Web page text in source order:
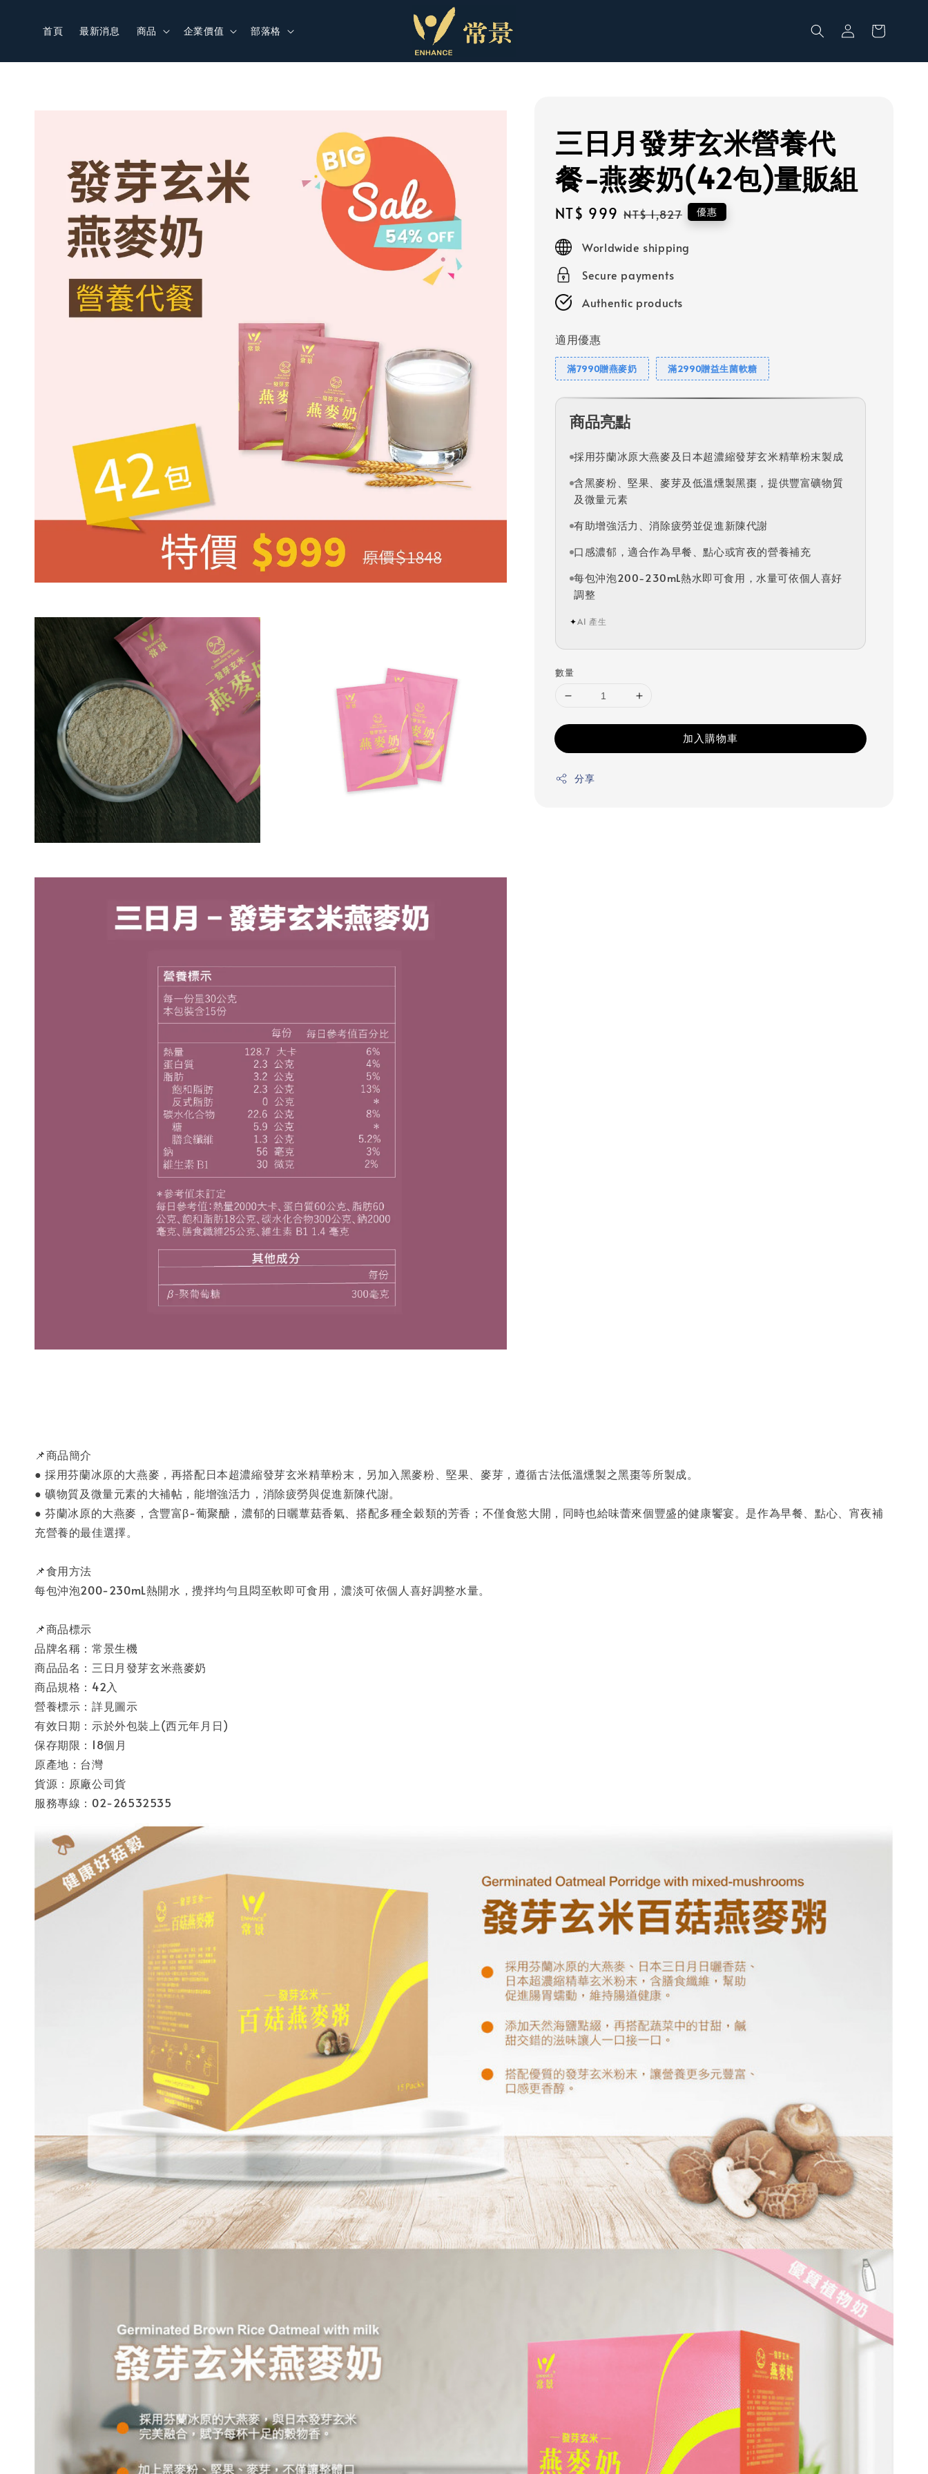
首頁 最新消息 商品 企業價值 部落格
三日月發芽玄米營養代
餐-燕麥奶(42包)量販組
Sale
price
NT$ 999 Regular
NT$ 1,827 優惠
Worldwide shipping
Secure payments
Authentic products
適用優惠
滿7990贈燕麥奶 滿2990贈益生菌軟糖
商品亮點
採用芬蘭冰原大燕麥及日本超濃縮發芽玄米精華粉末製成
含黑麥粉、堅果、麥芽及低溫燻製黑棗，提供豐富礦物質
及微量元素
有助增強活力、消除疲勞並促進新陳代謝
口感濃郁，適合作為早餐、點心或宵夜的營養補充
每包沖泡200-230mL熱水即可食用，水量可依個人喜好
調整
✦AI 產生
數量
加入購物車
分享
📌商品簡介
● 採用芬蘭冰原的大燕麥，再搭配日本超濃縮發芽玄米精華粉末，另加入黑麥粉、堅果、麥芽，遵循古法低溫燻製之黑棗等所製成。
● 礦物質及微量元素的大補帖，能增強活力，消除疲勞與促進新陳代謝。
● 芬蘭冰原的大燕麥，含豐富β-葡聚醣，濃郁的日曬蕈菇香氣、搭配多種全穀類的芳香；不僅食慾大開，同時也給味蕾來個豐盛的健康饗宴。是作為早餐、點心、宵夜補
充營養的最佳選擇。
📌食用方法
每包沖泡200-230mL熱開水，攪拌均勻且悶至軟即可食用，濃淡可依個人喜好調整水量。
📌商品標示
品牌名稱：常景生機
商品品名：三日月發芽玄米燕麥奶
商品規格：42入
營養標示：詳見圖示
有效日期：示於外包裝上(西元年月日)
保存期限：18個月
原產地：台灣
貨源：原廠公司貨
服務專線：02-26532535